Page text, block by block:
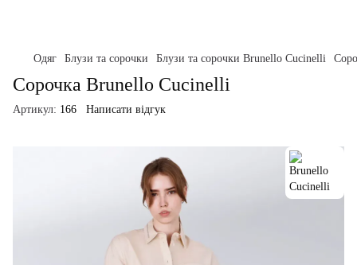
Одяг Блузи та сорочки Блузи та сорочки Brunello Cucinelli
Сорочка Brunello Cucinelli
Артикул: 166 Написати відгук